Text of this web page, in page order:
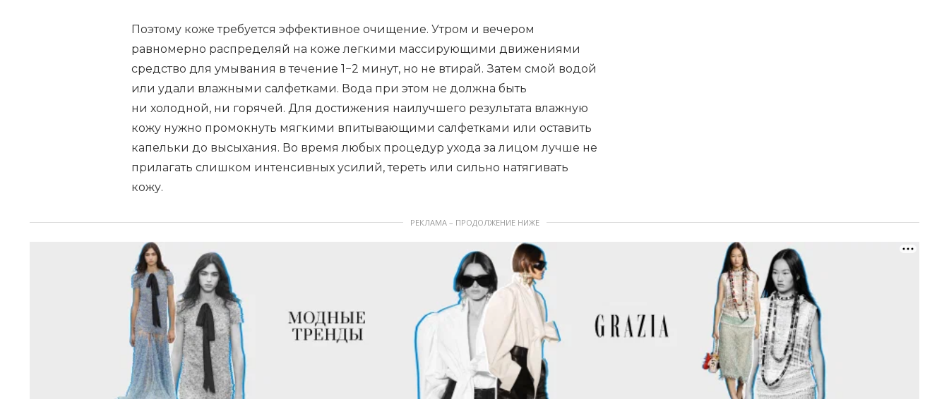
Поэтому коже требуется эффективное очищение. Утром и вечером
равномерно распределяй на коже легкими массирующими движениями
средство для умывания в течение 1−2 минут, но не втирай. Затем смой водой
или удали влажными салфетками. Вода при этом не должна быть
ни холодной, ни горячей. Для достижения наилучшего результата влажную
кожу нужно промокнуть мягкими впитывающими салфетками или оставить
капельки до высыхания. Во время любых процедур ухода за лицом лучше не
прилагать слишком интенсивных усилий, тереть или сильно натягивать
кожу.
РЕКЛАМА – ПРОДОЛЖЕНИЕ НИЖЕ